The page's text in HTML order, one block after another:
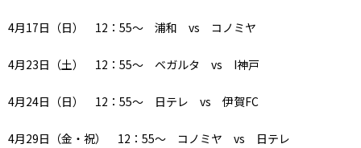
4月17日（日） 12：55～ 浦和 vs コノミヤ
4月23日（土） 12：55～ ベガルタ vs I神戸
4月24日（日） 12：55～ 日テレ vs 伊賀FC
4月29日（金・祝） 12：55～ コノミヤ vs 日テレ